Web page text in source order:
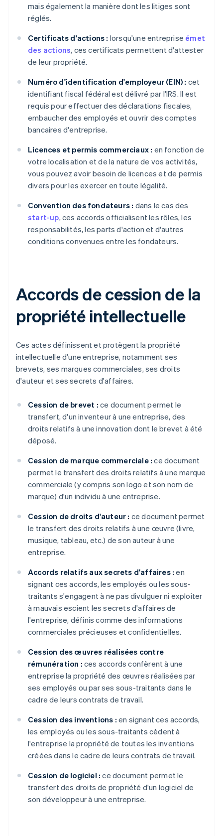
mais également la manière dont les litiges sont
réglés.
Certificats d'actions : lorsqu'une entreprise émet
des actions, ces certificats permettent d'attester
de leur propriété.
Numéro d'identification d'employeur (EIN) : cet
identifiant fiscal fédéral est délivré par l'IRS. Il est
requis pour effectuer des déclarations fiscales,
embaucher des employés et ouvrir des comptes
bancaires d'entreprise.
Licences et permis commerciaux : en fonction de
votre localisation et de la nature de vos activités,
vous pouvez avoir besoin de licences et de permis
divers pour les exercer en toute légalité.
Convention des fondateurs : dans le cas des
start-up, ces accords officialisent les rôles, les
responsabilités, les parts d'action et d'autres
conditions convenues entre les fondateurs.
Accords de cession de la
propriété intellectuelle
Ces actes définissent et protègent la propriété
intellectuelle d'une entreprise, notamment ses
brevets, ses marques commerciales, ses droits
d'auteur et ses secrets d'affaires.
Cession de brevet : ce document permet le
transfert, d'un inventeur à une entreprise, des
droits relatifs à une innovation dont le brevet à été
déposé.
Cession de marque commerciale : ce document
permet le transfert des droits relatifs à une marque
commerciale (y compris son logo et son nom de
marque) d'un individu à une entreprise.
Cession de droits d'auteur : ce document permet
le transfert des droits relatifs à une œuvre (livre,
musique, tableau, etc.) de son auteur à une
entreprise.
Accords relatifs aux secrets d'affaires : en
signant ces accords, les employés ou les sous-
traitants s'engagent à ne pas divulguer ni exploiter
à mauvais escient les secrets d'affaires de
l'entreprise, définis comme des informations
commerciales précieuses et confidentielles.
Cession des œuvres réalisées contre
rémunération : ces accords confèrent à une
entreprise la propriété des œuvres réalisées par
ses employés ou par ses sous-traitants dans le
cadre de leurs contrats de travail.
Cession des inventions : en signant ces accords,
les employés ou les sous-traitants cèdent à
l'entreprise la propriété de toutes les inventions
créées dans le cadre de leurs contrats de travail.
Cession de logiciel : ce document permet le
transfert des droits de propriété d'un logiciel de
son développeur à une entreprise.